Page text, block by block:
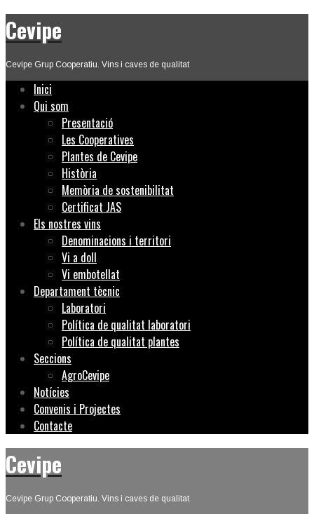
Cevipe
Cevipe Grup Cooperatiu. Vins i caves de qualitat
Inici
Qui som
Presentació
Les Cooperatives
Plantes de Cevipe
Història
Memòria de sostenibilitat
Certificat JAS
Els nostres vins
Denominacions i territori
Vi a doll
Vi embotellat
Departament tècnic
Laboratori
Política de qualitat laboratori
Política de qualitat plantes
Seccions
AgroCevipe
Notícies
Convenis i Projectes
Contacte
Cevipe
Cevipe Grup Cooperatiu. Vins i caves de qualitat